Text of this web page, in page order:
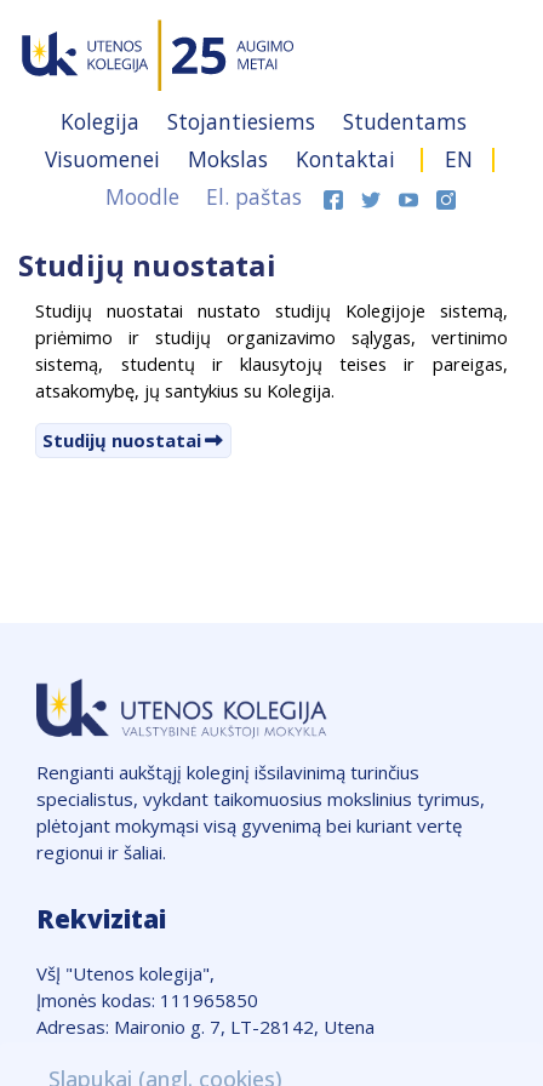
Kolegija Stojantiesiems
Studentams
Visuomenei
Mokslas Kontaktai
EN
Moodle
El. paštas
Studijų nuostatai
Studijų nuostatai nustato studijų Kolegijoje sistemą,
priėmimo ir studijų organizavimo sąlygas, vertinimo
sistemą, studentų ir klausytojų teises ir pareigas,
atsakomybę, jų santykius su Kolegija.
Studijų nuostatai
Rengianti aukštąjį koleginį išsilavinimą turinčius
specialistus, vykdant taikomuosius mokslinius tyrimus,
plėtojant mokymąsi visą gyvenimą bei kuriant vertę
regionui ir šaliai.
Rekvizitai
VšĮ "Utenos kolegija",
Įmonės kodas: 111965850
Adresas: Maironio g. 7, LT-28142, Utena
Žemėlapis
Slapukai (angl. cookies)